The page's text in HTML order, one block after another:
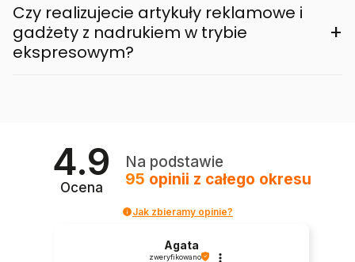
Czy realizujecie artykuły reklamowe i
gadżety z nadrukiem w trybie
ekspresowym?
+
4.9
Ocena
Na podstawie
95 opinii z całego okresu
Jak zbieramy opinie?
Agata
zweryfikowano